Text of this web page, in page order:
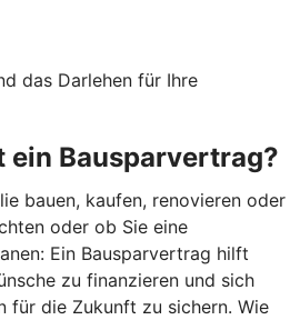
das Darlehen für Ihre
Bausparvertrag?
bauen, kaufen, renovieren oder
oder ob Sie eine
Ein Bausparvertrag hilft
zu finanzieren und sich
für die Zukunft zu sichern. Wie